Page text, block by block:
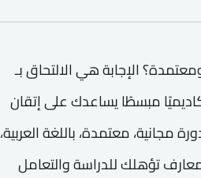
الإجابة هي الالتحاق بـ
مبسطًا يساعدك على إتقان
مجانية، معتمدة، باللغة العربية،
تؤهلك للدراسة والتعامل